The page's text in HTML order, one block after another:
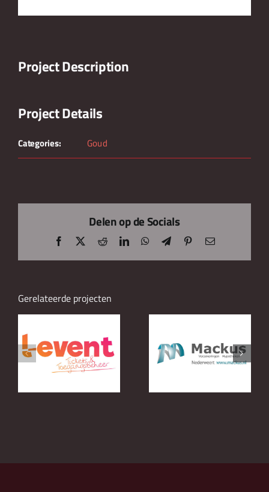
Project Description
Project Details
Categories: Goud
Delen op de Socials
Facebook RedditLinkedInWhatsApp
TelegramPinterest
E-
Gerelateerde projecten
Mackus
Financiele BMO